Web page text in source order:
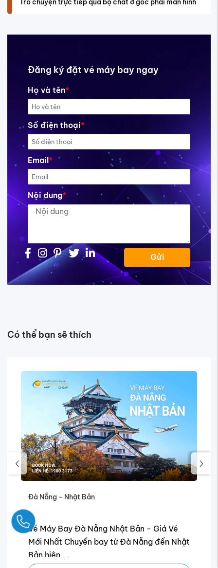
Trò chuyện trực tiếp qua bộ chat ở góc phải màn hình
Đăng ký đặt vé máy bay ngay
Họ và tên*
Số điện thoại*
Email*
Nội dung*
Gửi
Có thể bạn sẽ thích
Đà Nẵng - Nhật Bản
Vé Máy Bay Đà Nẵng Nhật Bản - Giá Vé
Mới Nhất Chuyến bay từ Đà Nẵng đến Nhật
Bản hiện ...